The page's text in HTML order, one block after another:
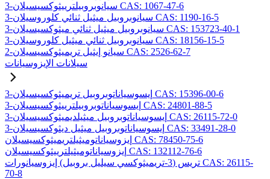
3-سيانوبروبيلترييثوكسيسيلان CAS: 1067-47-6
3-سيانوبروبيل ميثيل ثنائي كلوروسيلان CAS: 1190-16-5
3-سيانوبروبيل ميثيل ثنائي ميثوكسيسيلان CAS: 153723-40-1
3-سيانوبروبيل ثنائي ميثيل كلوروسيلان CAS: 18156-15-5
2-سيانو إيثيل تريميثوكسيسيلان CAS: 2526-62-7
سيلانات الإيزوسيانات
3-إيسوسياناتوبروبيل تريميثوكسيسيلان CAS: 15396-00-6
3-إيسوسياناتوبروبيلترييثوكسيسيلان CAS: 24801-88-5
3-إيسوسياناتوبروبيل ميثيلديميثوكسيسيلان CAS: 26115-72-0
3-إيسوسياناتوبروبيل ميثيل ديثوكسيسيلان CAS: 33491-28-0
إيزوسياناتوميثيلتريميثوكسيسيلان CAS: 78450-75-6
إيزوسياناتوميثيلترييثوكسيسيلان CAS: 132112-76-6
تريس (3-تريميثوكسي سيليل بروبيل) إيزوسيانورات CAS: 26115-
70-8